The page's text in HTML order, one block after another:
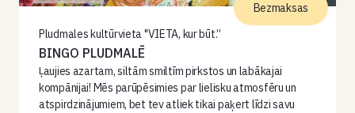
Pludmales kultūrvieta "VIETA, kur būt.”
BINGO PLUDMALĒ
Ļaujies azartam, siltām smiltīm pirkstos un labākajai
kompānijai! Mēs parūpēsimies par lielisku atmosfēru un
atspirdzinājumiem, bet tev atliek tikai paķert līdzi savu
Bezmaksas